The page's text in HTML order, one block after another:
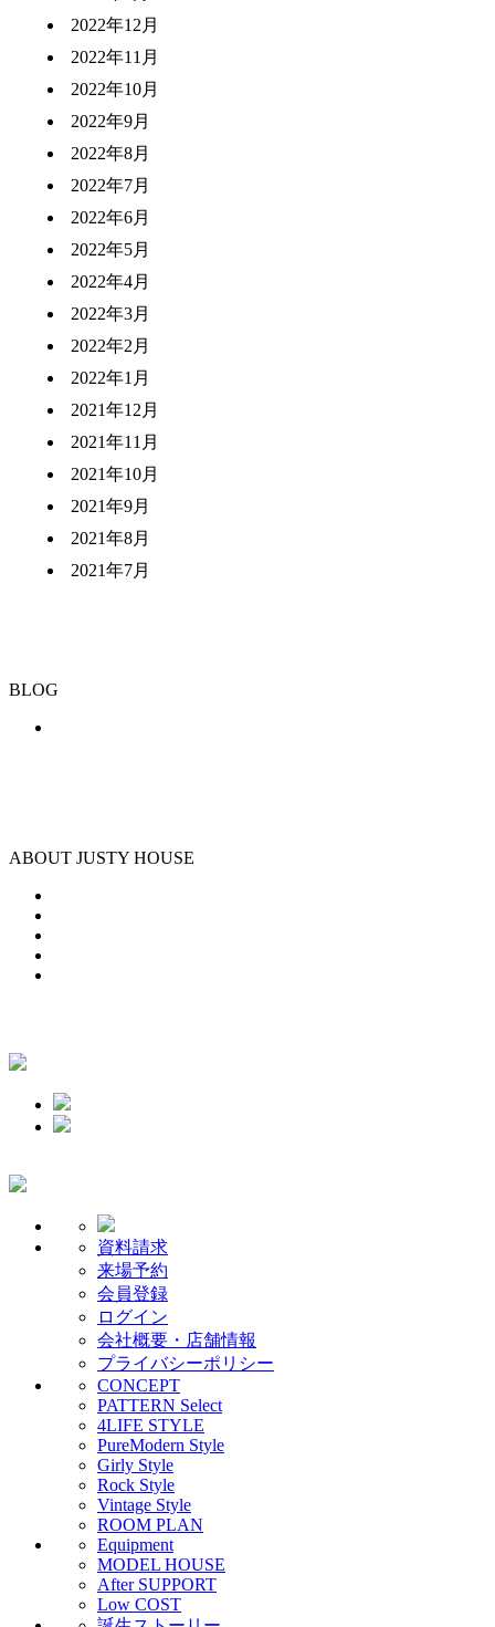
2022年12月
2022年11月
2022年10月
2022年9月
2022年8月
2022年7月
2022年6月
2022年5月
2022年4月
2022年3月
2022年2月
2022年1月
2021年12月
2021年11月
2021年10月
2021年9月
2021年8月
2021年7月
BLOG
ABOUT JUSTY HOUSE
資料請求
来場予約
会員登録
ログイン
会社概要・店舗情報
プライバシーポリシー
CONCEPT
PATTERN Select
4LIFE STYLE
PureModern Style
Girly Style
Rock Style
Vintage Style
ROOM PLAN
Equipment
MODEL HOUSE
After SUPPORT
Low COST